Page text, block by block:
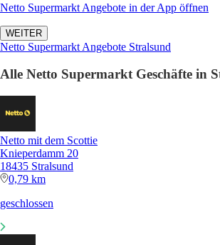
Netto Supermarkt Angebote in der App öffnen
WEITER
Netto Supermarkt Angebote Stralsund
Alle Netto Supermarkt Geschäfte in
Netto mit dem Scottie
Knieperdamm 20
18435 Stralsund
0,79 km
geschlossen